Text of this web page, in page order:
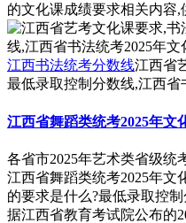
的文化课成绩要求相关内容,
江西书法统考分数线江西省
最低录取控制分数线,江西省
江西省舞蹈类统考2025年文
各省市2025年艺术类省级统
江西省舞蹈类统考2025年文
的要求是什么?最低录取控
据江西省教育考试院公布的